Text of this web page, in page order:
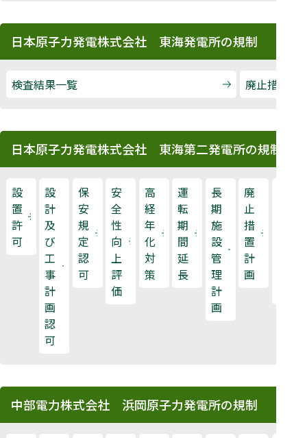
日本原子力発電株式会社 東海発電所の規制
検査結果一覧 廃止措置段
日本原子力発電株式会社 東海第二発電所の規制
設
置
許
可
設
計
及
び
工
事
計
画
認
可
保
安
規
定
認
可
安
全
性
向
上
評
価
高
経
年
化
対
策
運
転
期
間
延
長
長
期
施
設
管
理
計
画
廃
止
措
置
計
画
中部電力株式会社 浜岡原子力発電所の規制